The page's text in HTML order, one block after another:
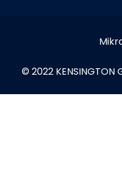
© 2022 KENSINGTON